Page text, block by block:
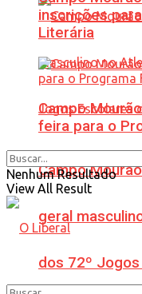
Campo
geral
dos 72º
inscrições
Literária
Campo
feira para o
Nenhum Resultado
View All Result